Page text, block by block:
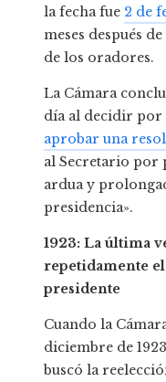
la fecha fue 2 de
meses después
de los oradores.
La Cámara
día al decidir por
aprobar una
al Secretario por
ardua y
presidencia».
1923: La última
repetidamente
presidente
Cuando la
diciembre de
buscó la